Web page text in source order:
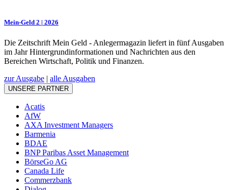
Mein-Geld 2 | 2026
Die Zeitschrift Mein Geld - Anlegermagazin liefert in fünf Ausgaben
im Jahr Hintergrundinformationen und Nachrichten aus den
Bereichen Wirtschaft, Politik und Finanzen.
zur Ausgabe | alle Ausgaben
UNSERE PARTNER
Acatis
AfW
AXA Investment Managers
Barmenia
BDAE
BNP Paribas Asset Management
BörseGo AG
Canada Life
Commerzbank